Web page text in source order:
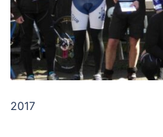
2017